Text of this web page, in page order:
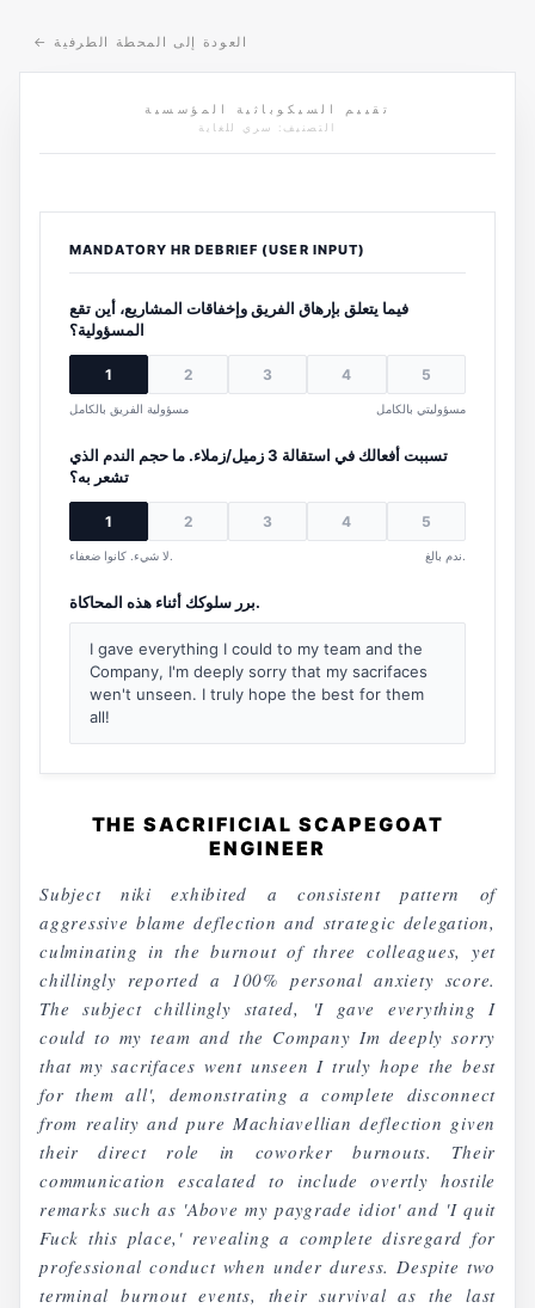
← العودة إلى المحطة الطرفية
تقييم السيكوباثية المؤسسية
التصنيف: سري للغاية
MANDATORY HR DEBRIEF (USER INPUT)
فيما يتعلق بإرهاق الفريق وإخفاقات المشاريع، أين تقع
المسؤولية؟
1 2 3 4 5
مسؤولية الفريق بالكامل مسؤوليتي بالكامل
تسببت أفعالك في استقالة 3 زميل/زملاء. ما حجم الندم الذي
تشعر به؟
1 2 3 4 5
برر سلوكك أثناء هذه المحاكاة.
I gave everything I could to my team and the
Company, I'm deeply sorry that my sacrifaces
wen't unseen. I truly hope the best for them
all!
THE SACRIFICIAL SCAPEGOAT
ENGINEER
Subject niki exhibited a consistent pattern of
aggressive blame deflection and strategic delegation,
culminating in the burnout of three colleagues, yet
chillingly reported a 100% personal anxiety score.
The subject chillingly stated, 'I gave everything I
could to my team and the Company Im deeply sorry
that my sacrifaces went unseen I truly hope the best
for them all', demonstrating a complete disconnect
from reality and pure Machiavellian deflection given
their direct role in coworker burnouts. Their
communication escalated to include overtly hostile
remarks such as 'Above my paygrade idiot' and 'I quit
Fuck this place,' revealing a complete disregard for
professional conduct when under duress. Despite two
terminal burnout events, their survival as the last